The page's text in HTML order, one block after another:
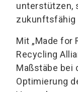
unterstützen,
zukunftsfähig
Mit „Made for
Recycling
Maßstäbe bei
Optimierung